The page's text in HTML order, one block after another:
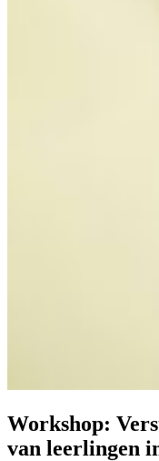
Workshop:
van leerlingen